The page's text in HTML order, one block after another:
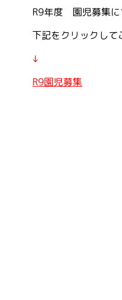
R9年度 園児募集に
下記をクリックして
↓
R9園児募集